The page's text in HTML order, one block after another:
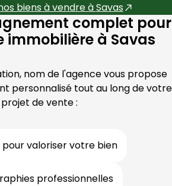
biens à vendre à Savas
complet pour
immobilière à Savas
nom de l'agence vous propose
personnalisé tout au long de votre
projet de vente :
pour valoriser votre bien
professionnelles